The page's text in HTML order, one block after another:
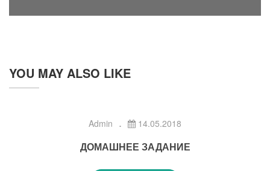
YOU MAY ALSO LIKE
Admin 14.05.2018
ДОМАШНЕЕ ЗАДАНИЕ